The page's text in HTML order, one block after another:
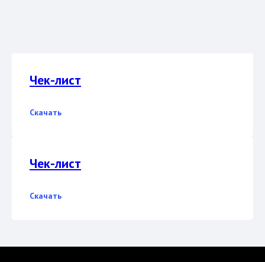
Чек-лист
Скачать
Чек-лист
Скачать